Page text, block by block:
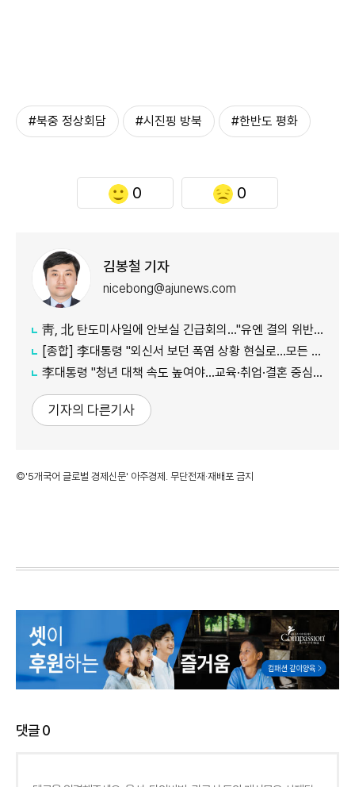
#북중 정상회담 #시진핑 방북 #한반도 평화
0 0
김봉철 기자
nicebong@ajunews.com
靑, 北 탄도미사일에 안보실 긴급회의…"유엔 결의 위반, 즉각 중단 촉구"
[종합] 李대통령 "외신서 보던 폭염 상황 현실로…모든 행정력 총동원하라"
李대통령 "청년 대책 속도 높여야…교육·취업·결혼 중심 정책 재편"
기자의 다른기사
©'5개국어 글로벌 경제신문' 아주경제. 무단전재·재배포 금지
댓글0